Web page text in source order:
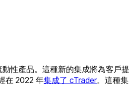
性產品。這種新的集成將為客戶
在 2022 年集成了 cTrader。這種